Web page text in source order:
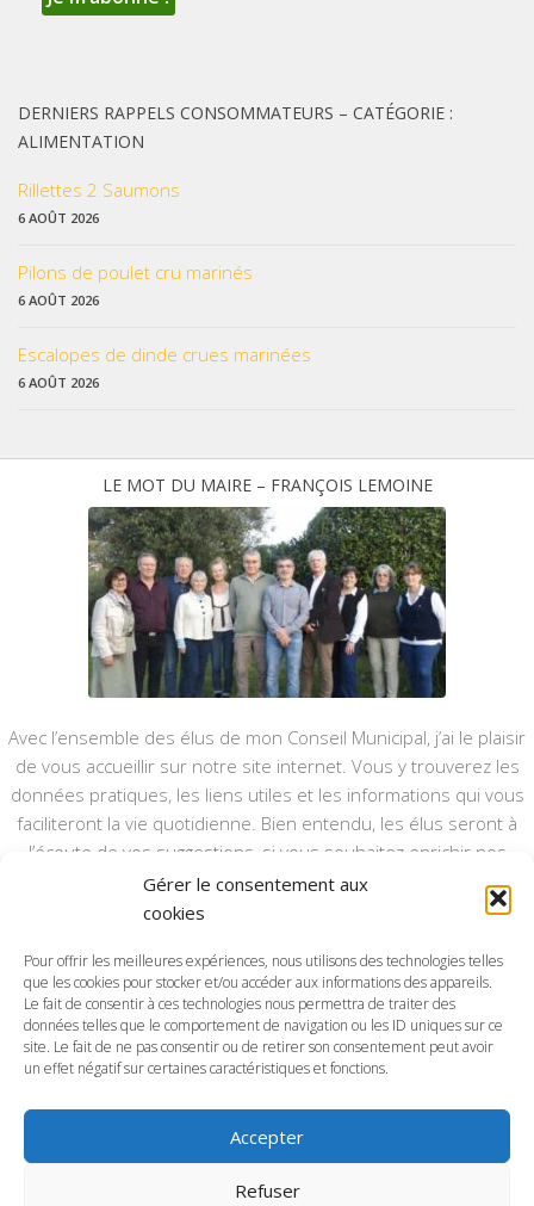
Gérer le consentement aux
cookies
Pour offrir les meilleures expériences, nous utilisons des technologies telles
que les cookies pour stocker et/ou accéder aux informations des appareils.
Le fait de consentir à ces technologies nous permettra de traiter des
données telles que le comportement de navigation ou les ID uniques sur ce
site. Le fait de ne pas consentir ou de retirer son consentement peut avoir
un effet négatif sur certaines caractéristiques et fonctions.
Accepter
Refuser
DERNIERS RAPPELS CONSOMMATEURS – CATÉGORIE :
ALIMENTATION
Rillettes 2 Saumons
6 AOÛT 2026
Pilons de poulet cru marinés
6 AOÛT 2026
Escalopes de dinde crues marinées
6 AOÛT 2026
LE MOT DU MAIRE – FRANÇOIS LEMOINE
Avec l’ensemble des élus de mon Conseil Municipal, j’ai le plaisir
de vous accueillir sur notre site internet. Vous y trouverez les
données pratiques, les liens utiles et les informations qui vous
faciliteront la vie quotidienne. Bien entendu, les élus seront à
l’écoute de vos suggestions, si vous souhaitez enrichir nos
rubriques ou nos informations.
Ce type de communication vient en complément du bulletin
annuel, nous le ferons vivre et il sera actualisé pour mieux vous
informer.
Bonne visite à toutes et à tous.
Commune d'Anctoville-sur-Boscq © 2026. Tous droits